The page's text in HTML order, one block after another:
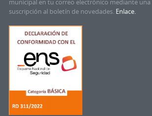
municipal en tu correo electrónico mediante una
suscripción al boletín de novedades. Enlace.